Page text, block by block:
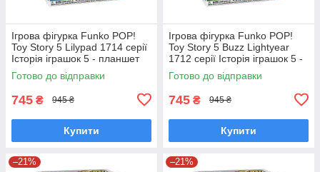
Ігрова фігурка Funko POP!
Toy Story 5 Lilypad 1714 серії
Історія іграшок 5 - планшет
Ліліпад Фанко Поп 90770
Готово до відправки
745 ₴ 945 ₴
Купити
Ігрова фігурка Funko POP!
Toy Story 5 Buzz Lightyear
1712 серії Історія іграшок 5 -
Базз Лайтер Фанко Поп
90768
Готово до відправки
745 ₴ 945 ₴
Купити
–21% –21%